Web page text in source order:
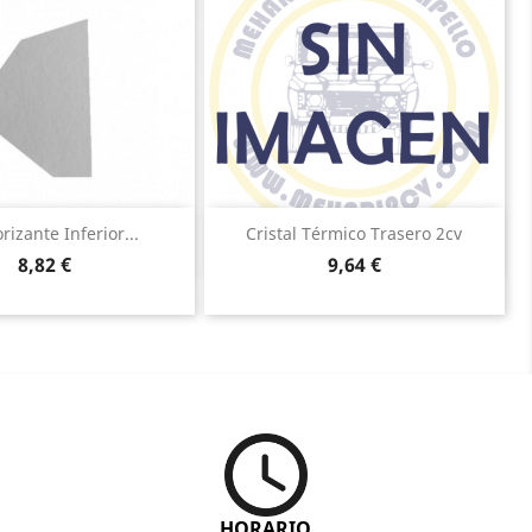
Inferior...
Precio
8,82 €
Vista rápida Cristal Térmico Trasero 2cv
Precio
9,64 €
Vista rápida